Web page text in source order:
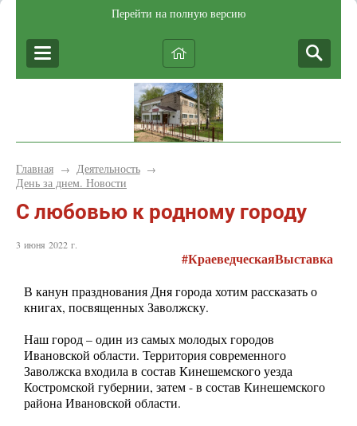
Перейти на полную версию
Главная → Деятельность →
День за днем. Новости
C любовью к родному городу
3 июня 2022 г.
#КраеведческаяВыставка
В канун празднования Дня города хотим рассказать о
книгах, посвященных Заволжску.
Наш город – один из самых молодых городов
Ивановской области. Территория современного
Заволжска входила в состав Кинешемского уезда
Костромской губернии, затем - в состав Кинешемского
района Ивановской области.